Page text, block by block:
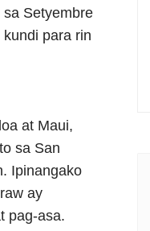
Setyembre
para rin
at Maui,
sa San
Ipinangako
ay
pag-asa.